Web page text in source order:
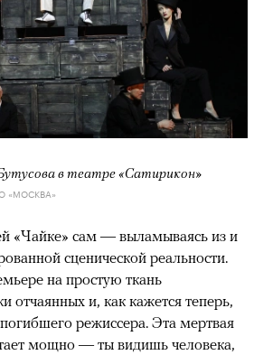
в театре «Сатирикон»
«МОСКВА»
«Чайке» сам — выламываясь из и
сценической реальности.
на простую ткань
отчаянных и, как кажется теперь,
режиссера. Эта мертвая
мощно — ты видишь человека,